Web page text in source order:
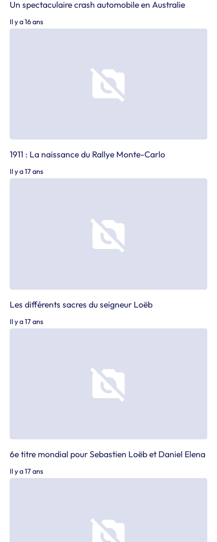
Un spectaculaire crash automobile en Australie
Il y a 16 ans
1911 : La naissance du Rallye Monte-Carlo
Il y a 17 ans
Les différents sacres du seigneur Loëb
Il y a 17 ans
6e titre mondial pour Sebastien Loëb et Daniel Elena
Il y a 17 ans